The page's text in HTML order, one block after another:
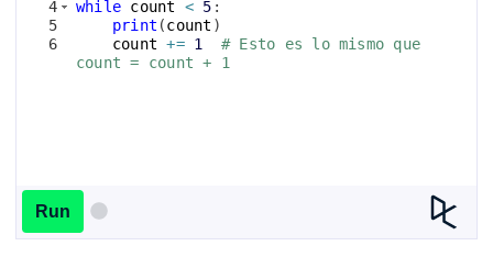
4
5
6
while count < 5 :
print (count )
count += 1
# Esto es lo mismo que
count = count + 1
Run